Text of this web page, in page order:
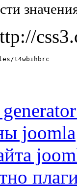
t4wbihbrc
joomla